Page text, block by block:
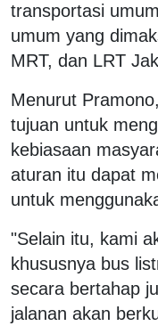
transportasi
umum yang
MRT, dan LRT
Menurut
tujuan untuk
kebiasaan
aturan itu dapat
untuk
"Selain itu, kami
khususnya bus
secara bertahap
jalanan akan